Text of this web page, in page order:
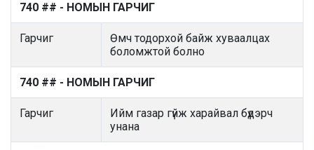
740 ## - НОМЫН ГАРЧИГ
Гарчиг
Өмч тодорхой байж хуваалцах
боломжтой болно
740 ## - НОМЫН ГАРЧИГ
Гарчиг
Ийм газар гүйж харайвал бүдэрч
унана